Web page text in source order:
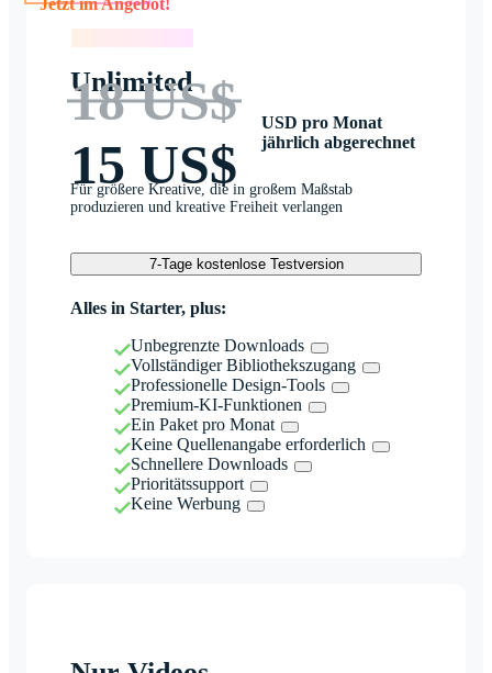
Unlimited
18 US$
15 US$
USD pro Monat
jährlich abgerechnet
Für größere Kreative, die in großem Maßstab
produzieren und kreative Freiheit verlangen
7-Tage kostenlose Testversion
Alles in Starter, plus:
Unbegrenzte Downloads
Vollständiger Bibliothekszugang
Professionelle Design-Tools
Premium-KI-Funktionen
Ein Paket pro Monat
Keine Quellenangabe erforderlich
Schnellere Downloads
Prioritätssupport
Keine Werbung